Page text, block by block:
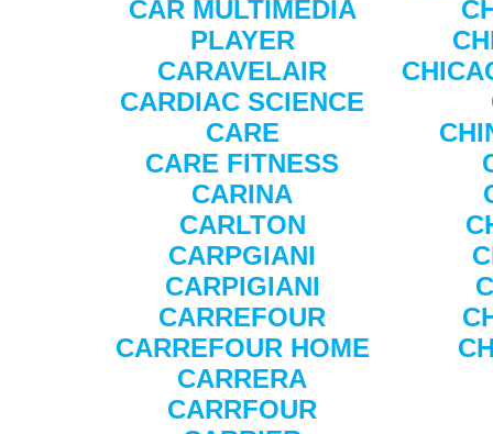
CAR MULTIMEDIA
PLAYER
CARAVELAIR
CARDIAC SCIENCE
CARE
CARE FITNESS
CARINA
CARLTON
CARPGIANI
CARPIGIANI
CARREFOUR
CARREFOUR HOME
CARRERA
CARRFOUR